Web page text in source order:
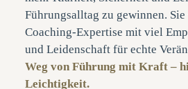
Führungsalltag zu gewinnen.
Coaching-Expertise mit viel
und Leidenschaft für echte
Weg von Führung mit Kraft –
Leichtigkeit.